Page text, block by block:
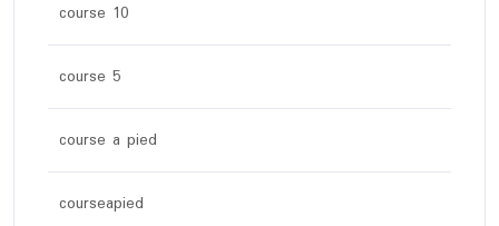
course 10
course 5
course a pied
courseapied